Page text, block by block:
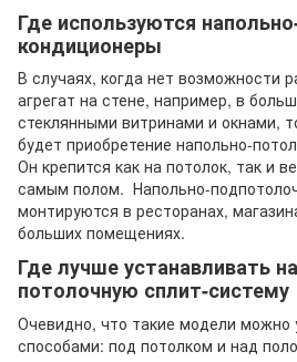
Где используются
кондиционеры
В случаях, когда нет возможности
агрегат на стене, например, в
стеклянными витринами и окнами,
будет приобретение напольно-
Он крепится как на потолок, так и
самым полом. Напольно-
монтируются в ресторанах,
больших помещениях.
Где лучше устанавливать
потолочную сплит-систему
Очевидно, что такие модели можно
способами: под потолком и над